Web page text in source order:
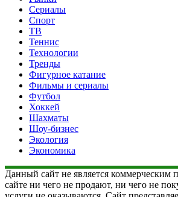
Сериалы
Спорт
ТВ
Теннис
Технологии
Тренды
Фигурное катание
Фильмы и сериалы
Футбол
Хоккей
Шахматы
Шоу-бизнес
Экология
Экономика
Данный сайт не является коммерческим
сайте ни чего не продают, ни чего не